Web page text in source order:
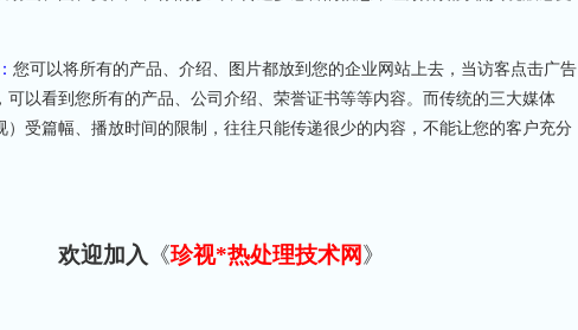
您可以将所有的产品、介绍、图片都放到您的企业网站上去，当访客点击广告
可以看到您所有的产品、公司介绍、荣誉证书等等内容。而传统的三大媒体
）受篇幅、播放时间的限制，往往只能传递很少的内容，不能让您的客户充分
欢迎加入 《珍视*热处理技术网》